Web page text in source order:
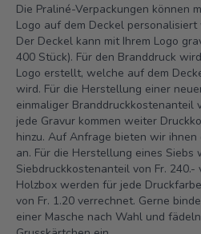
Die Praliné-Verpackungen können
Logo auf dem Deckel personalisiert
Der Deckel kann mit Ihrem Logo
400 Stück). Für den Branddruck
Logo erstellt, welche auf dem
wird. Für die Herstellung einer
einmaliger Branddruckkostenanteil
jede Gravur kommen weiter
hinzu. Auf Anfrage bieten wir
an. Für die Herstellung eines Siebs
Siebdruckkostenanteil von Fr. 240.-
Holzbox werden für jede
von Fr. 1.20 verrechnet. Gerne
einer Masche nach Wahl und